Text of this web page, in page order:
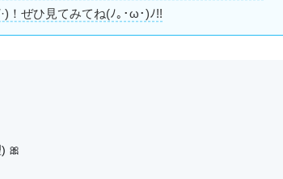
！ぜひ見てみてね(ﾉ｡･ω･)ﾉ!!
🎀